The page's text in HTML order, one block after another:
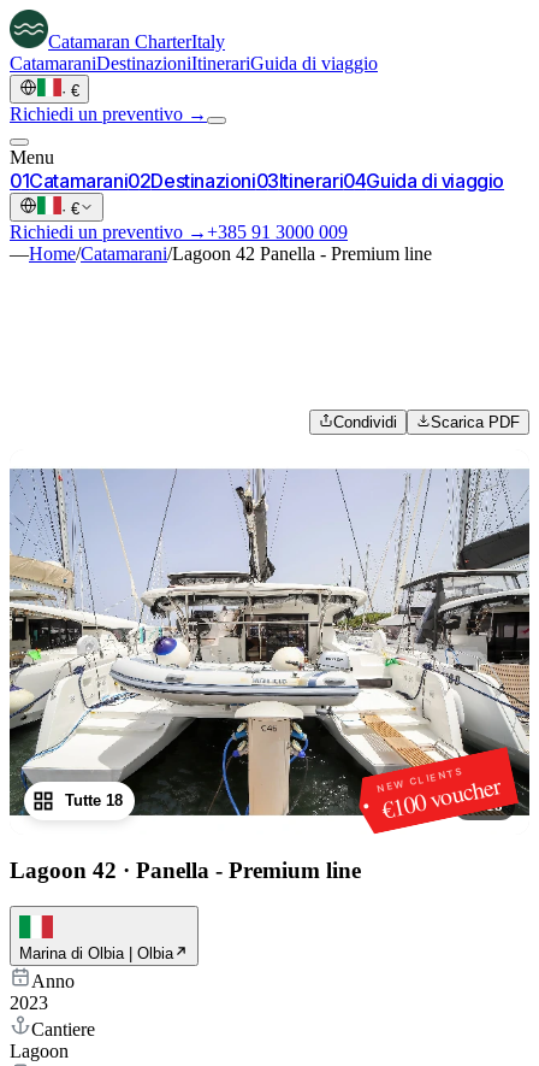
Catamaran CharterItaly
CatamaraniDestinazioniItinerariGuida di viaggio
· €
Richiedi un preventivo →
Menu
01Catamarani02Destinazioni03Itinerari04Guida di viaggio
· €
Richiedi un preventivo →+385 91 3000 009
—Home/Catamarani/Lagoon 42 Panella - Premium line
Condividi Scarica PDF
NEW CLIENTS
€100 voucher
1/18
Tutte 18
Lagoon 42 · Panella - Premium line
Marina di Olbia | Olbia
Anno
2023
Cantiere
Lagoon